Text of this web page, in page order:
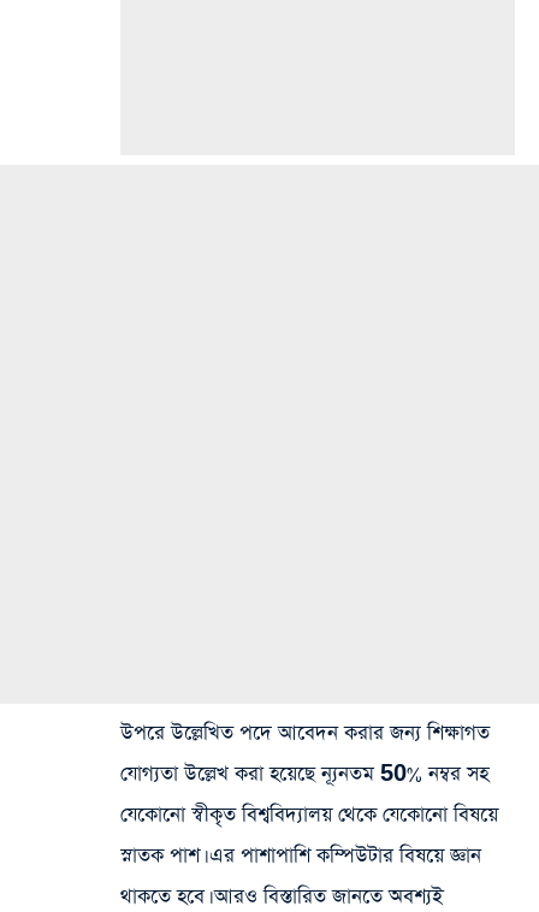
উপরে উল্লেখিত পদে আবেদন করার জন্য শিক্ষাগত
যোগ্যতা উল্লেখ করা হয়েছে ন্যূনতম 50% নম্বর সহ
যেকোনো স্বীকৃত বিশ্ববিদ্যালয় থেকে যেকোনো বিষয়ে
স্নাতক পাশ। এর পাশাপাশি কম্পিউটার বিষয়ে জ্ঞান
থাকতে হবে। আরও বিস্তারিত জানতে অবশ্যই